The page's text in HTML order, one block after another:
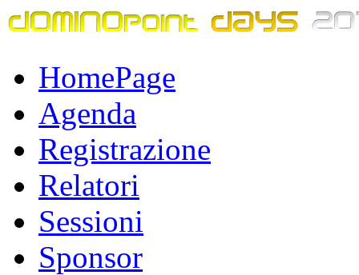
HomePage
Agenda
Registrazione
Relatori
Sessioni
Sponsor